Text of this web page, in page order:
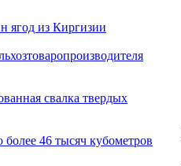
ягод из Киргизии
свалка твердых
более 46 тысяч кубометров